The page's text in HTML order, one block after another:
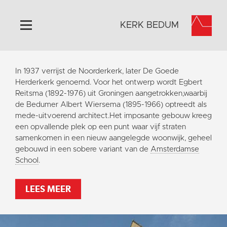
Home
Algemeen
Historie
Omgeving
Activiteiten
Steun ons
Contact
Vaktaal
KERK BEDUM
In 1937 verrijst de Noorderkerk, later De Goede
Herderkerk genoemd. Voor het ontwerp wordt Egbert
Reitsma (1892-1976) uit Groningen aangetrokken,waarbij
de Bedumer Albert Wiersema (1895-1966) optreedt als
mede-uitvoerend architect.Het imposante gebouw kreeg
een opvallende plek op een punt waar vijf straten
samenkomen in een nieuw aangelegde woonwijk, geheel
gebouwd in een sobere variant van de Amsterdamse
School .
LEES MEER